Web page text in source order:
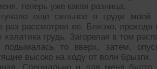
теперь уже какая разница.
еще сильнее в груди
раз рассмотрел ее. Близко,
халатика грудь. Загорелая в том
подымалась то вверх, затем,
высоко на ходу от волн брызги.
Специально и для меня